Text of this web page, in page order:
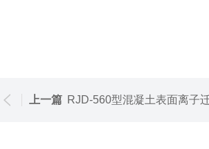
上一篇 RJD-560型混凝土表面离子